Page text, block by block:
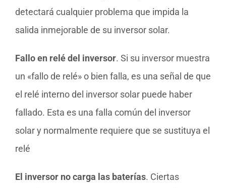
detectará cualquier problema que impida la
salida inmejorable de su inversor solar.
Fallo en relé del inversor. Si su inversor muestra
un «fallo de relé» o bien falla, es una señal de que
el relé interno del inversor solar puede haber
fallado. Esta es una falla común del inversor
solar y normalmente requiere que se sustituya el
relé
El inversor no carga las baterías. Ciertas